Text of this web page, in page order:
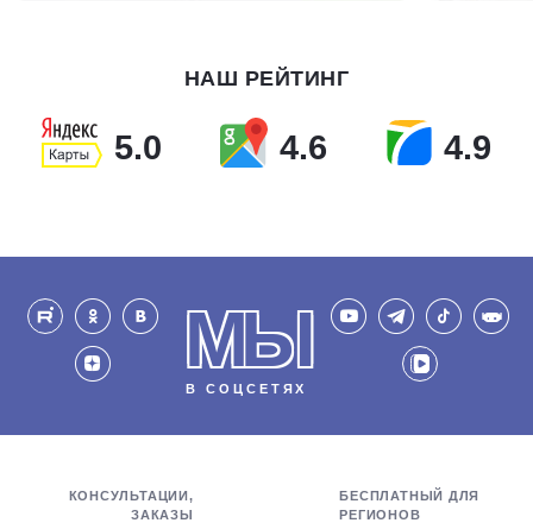
НАШ РЕЙТИНГ
5.0 4.6 4.9
МЫ
В СОЦСЕТЯХ
КОНСУЛЬТАЦИИ,
ЗАКАЗЫ
БЕСПЛАТНЫЙ ДЛЯ
РЕГИОНОВ